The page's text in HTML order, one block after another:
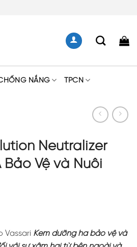
NẮNG TPCN
Neutralizer
Bảo Vệ và Nuôi
Vassari Kem dưỡng ha bảo vệ và